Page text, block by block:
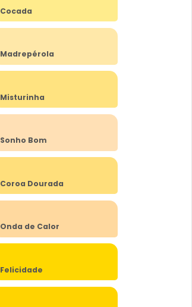
Cocada
Madrepérola
Misturinha
Sonho Bom
Coroa Dourada
Onda de Calor
Felicidade